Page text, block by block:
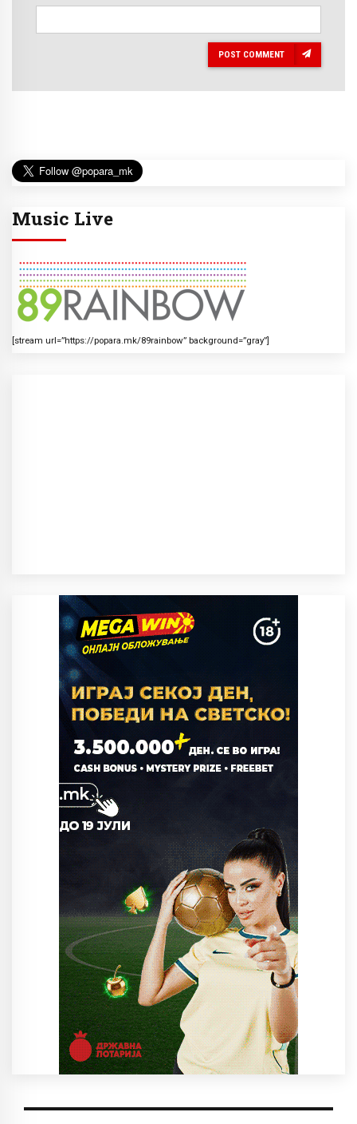
POST COMMENT
Music Live
[stream url=”https://popara.mk/89rainbow” background=”gray”]